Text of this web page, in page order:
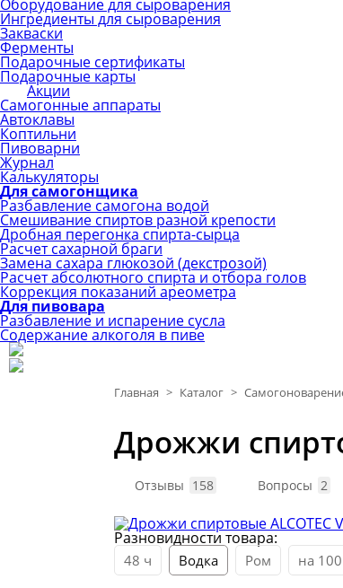
Оборудование для сыроварения
Ингредиенты для сыроварения
Закваски
Ферменты
Подарочные сертификаты
Подарочные карты
Акции
Самогонные аппараты
Автоклавы
Коптильни
Пивоварни
Журнал
Калькуляторы
Для самогонщика
Разбавление самогона водой
Смешивание спиртов разной крепости
Дробная перегонка спирта-сырца
Расчет сахарной браги
Замена сахара глюкозой (декстрозой)
Расчет абсолютного спирта и отбора голов
Коррекция показаний ареометра
Для пивовара
Разбавление и испарение сусла
Содержание алкоголя в пиве
Главная > Каталог >
Дрожжи
Отзывы 158 Вопросы 2
Разновидности товара:
48 ч Водка Ром на